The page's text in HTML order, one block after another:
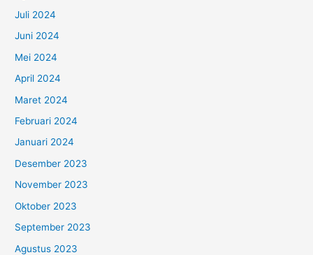
Juli 2024
Juni 2024
Mei 2024
April 2024
Maret 2024
Februari 2024
Januari 2024
Desember 2023
November 2023
Oktober 2023
September 2023
Agustus 2023